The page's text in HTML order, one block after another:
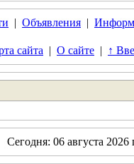
| Объявления |
сайта | О сайте | ↑
06 августа